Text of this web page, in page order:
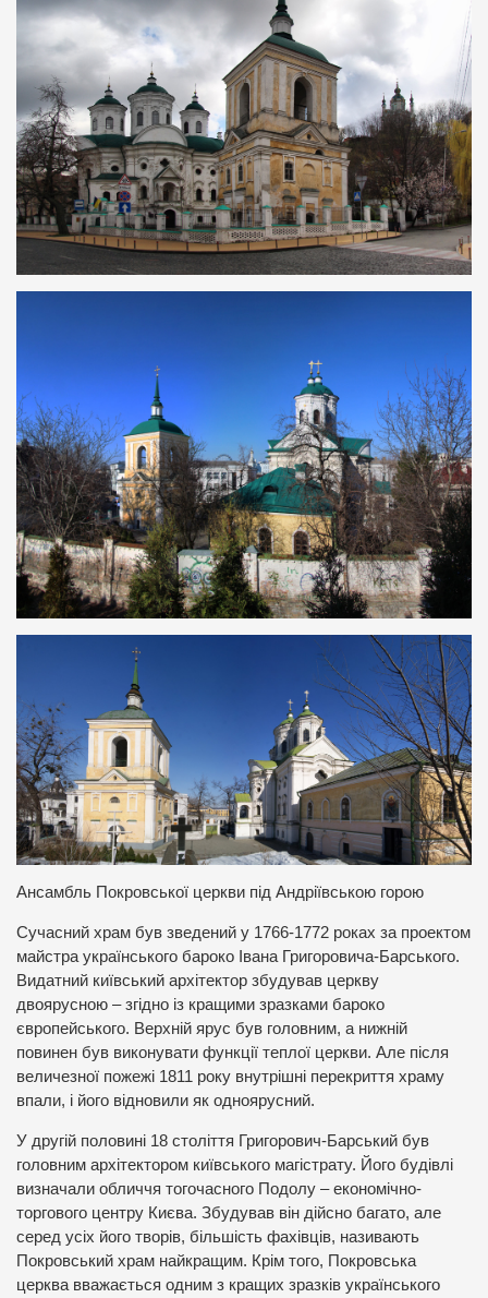
Ансамбль Покровської церкви під Андріївською горою
Сучасний храм був зведений у 1766-1772 роках за проектом
майстра українського бароко Івана Григоровича-Барського.
Видатний київський архітектор збудував церкву
двоярусною – згідно із кращими зразками бароко
європейського. Верхній ярус був головним, а нижній
повинен був виконувати функції теплої церкви. Але після
величезної пожежі 1811 року внутрішні перекриття храму
впали, і його відновили як одноярусний.
У другій половині 18 століття Григорович-Барський був
головним архітектором київського магістрату. Його будівлі
визначали обличчя тогочасного Подолу – економічно-
торгового центру Києва. Збудував він дійсно багато, але
серед усіх його творів, більшість фахівців, називають
Покровський храм найкращим. Крім того, Покровська
церква вважається одним з кращих зразків українського